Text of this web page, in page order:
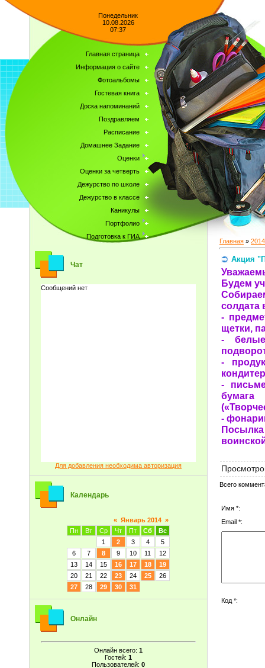
Понедельник
10.08.2026
07:37
Главная страница
Информация о сайте
Фотоальбомы
Гостевая книга
Доска напоминаний
Поздравляем
Расписание
Домашнее Задание
Оценки
Оценки за четверть
Дежурство по школе
Дежурство в классе
Каникулы
Портфолио
Подготовка к ГИА
Чат
Для добавления необходима авторизация
Календарь
« Январь 2014 »
Пн
Вт Ср Чт Пт Сб
Вс
1
2 3 4
5
6
7 8 9 10 11
12
13
14 15 16 17 18
19
20
21 22 23 24 25
26
27
28 29 30 31
Онлайн
Онлайн всего: 1
Гостей: 1
Пользователей: 0
Главная » 2014
Акция
Будем
солдата
-
щетки,
-
-
-
бумага
-
Всего
Имя *:
Email *:
Код *: